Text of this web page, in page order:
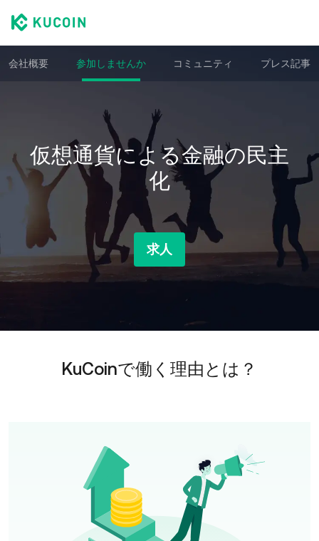
会社概要 参加しませんか コミュニティ プレス記事
仮想通貨による金融の民主
化
求人
KuCoinで働く理由とは？